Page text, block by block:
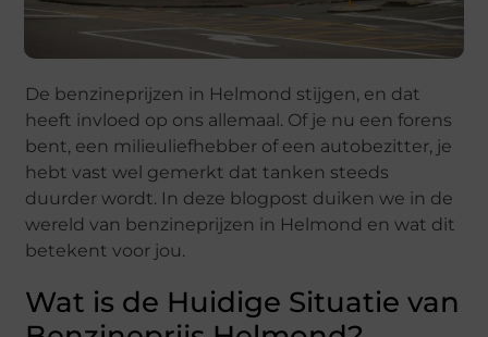
De benzineprijzen in Helmond stijgen, en dat
heeft invloed op ons allemaal. Of je nu een forens
bent, een milieuliefhebber of een autobezitter, je
hebt vast wel gemerkt dat tanken steeds
duurder wordt. In deze blogpost duiken we in de
wereld van benzineprijzen in Helmond en wat dit
betekent voor jou.
Wat is de Huidige Situatie van